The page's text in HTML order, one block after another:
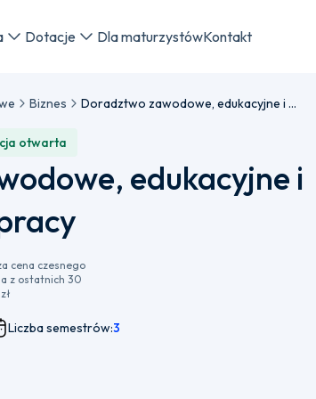
Dotacje Dla maturzystówKontakt
Biznes Doradztwo zawodowe, edukacyjne i pośrednictwo pracy
otwarta
edukacyjne i
istnieje możliwość wyboru płatności semestralnej bądź
cena czesnego
z ostatnich 30
Liczba semestrów:3